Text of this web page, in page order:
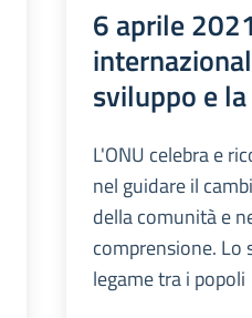
6 aprile
sviluppo e
L'ONU celebra e
nel guidare il
della comunità e
comprensione. Lo
legame tra i popoli